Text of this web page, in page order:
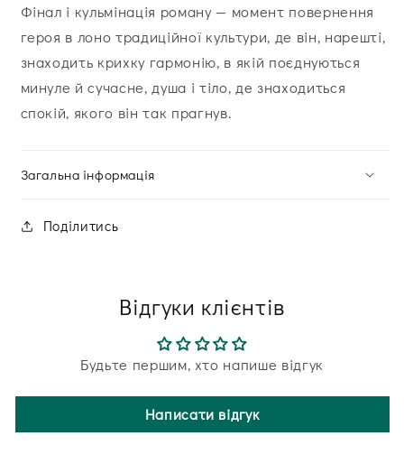
Фінал і кульмінація роману — момент повернення
героя в лоно традиційної культури, де він, нарешті,
знаходить крихку гармонію, в якій поєднуються
минуле й сучасне, душа і тіло, де знаходиться
спокій, якого він так прагнув.
Загальна інформація
Поділитись
Відгуки клієнтів
Будьте першим, хто напише відгук
Написати відгук